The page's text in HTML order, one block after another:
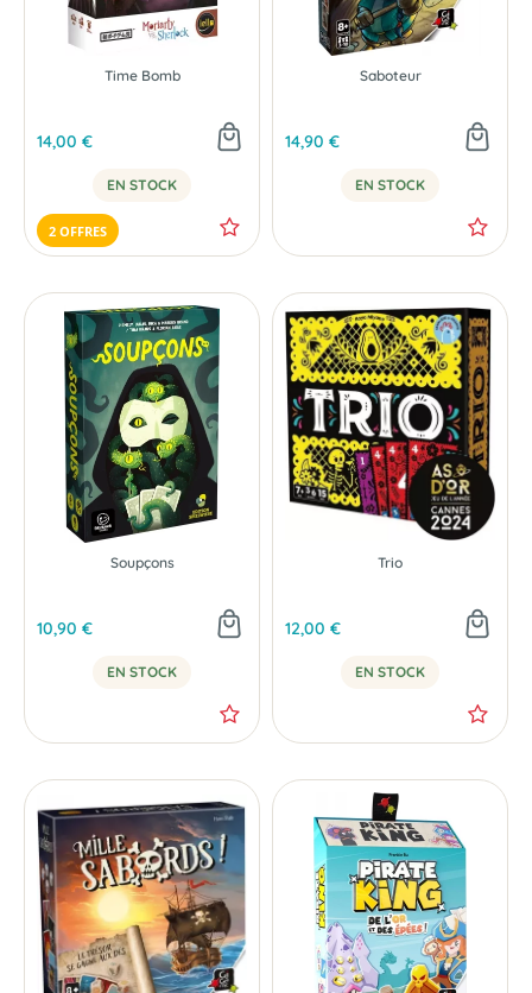
Time Bomb
14,00 €
EN STOCK
2 OFFRES
Saboteur
14,90 €
EN STOCK
Soupçons
10,90 €
EN STOCK
Trio
12,00 €
EN STOCK